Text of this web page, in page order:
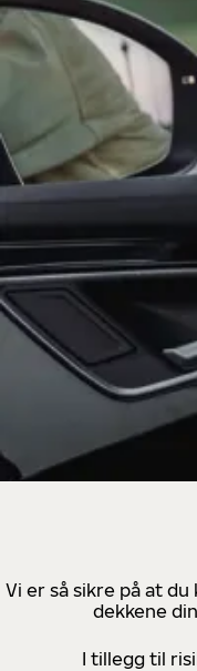
Vi er så sikre på at
dekkene
I tillegg til